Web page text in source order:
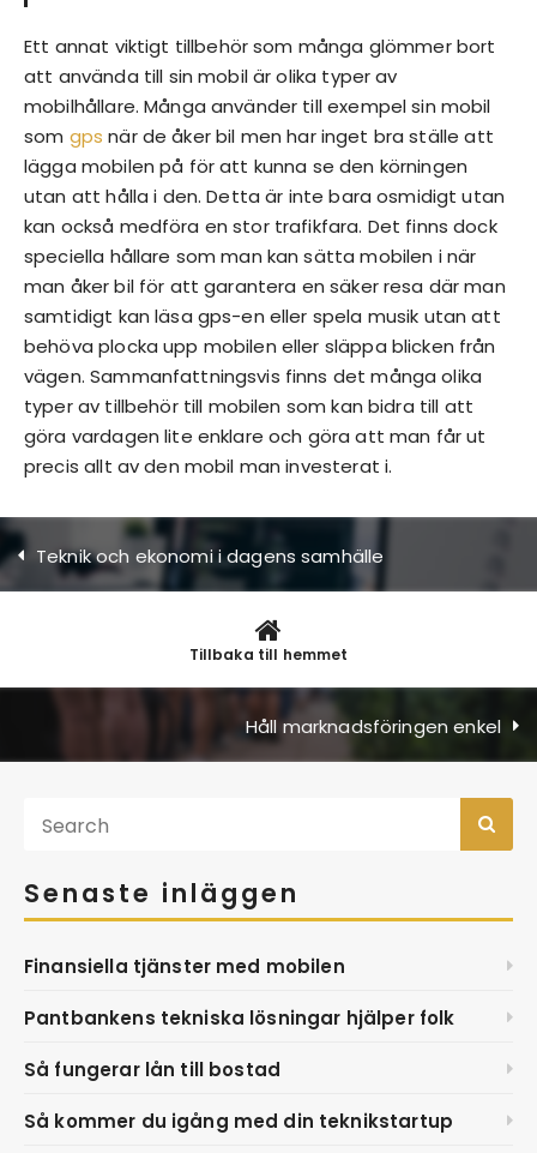
Ett annat viktigt tillbehör som många glömmer bort
att använda till sin mobil är olika typer av
mobilhållare. Många använder till exempel sin mobil
som gps när de åker bil men har inget bra ställe att
lägga mobilen på för att kunna se den körningen
utan att hålla i den. Detta är inte bara osmidigt utan
kan också medföra en stor trafikfara. Det finns dock
speciella hållare som man kan sätta mobilen i när
man åker bil för att garantera en säker resa där man
samtidigt kan läsa gps-en eller spela musik utan att
behöva plocka upp mobilen eller släppa blicken från
vägen. Sammanfattningsvis finns det många olika
typer av tillbehör till mobilen som kan bidra till att
göra vardagen lite enklare och göra att man får ut
precis allt av den mobil man investerat i.
Teknik och ekonomi i dagens samhälle
Tillbaka till hemmet
Håll marknadsföringen enkel
Senaste inläggen
Finansiella tjänster med mobilen
Pantbankens tekniska lösningar hjälper folk
Så fungerar lån till bostad
Så kommer du igång med din teknikstartup